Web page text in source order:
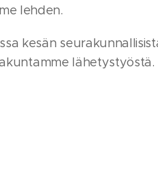
lehden.
kesän
lähetystyöstä.